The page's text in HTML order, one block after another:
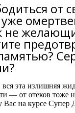
от
не
эта излишняя
— от отеков тоже
Вас на курсе Супер